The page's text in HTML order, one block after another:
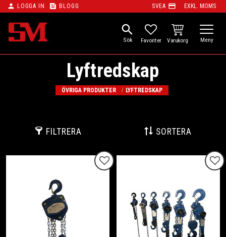
Meny
person LOGGA IN feed BLOGG SVEA payment EXKL. MOMS
search
FAVORITER
KUNDVAGN
Lyftredskap
ÖVRIGA PRODUKTER LYFTREDSKAP
FILTRERA SORTERA
Lägg till i favoriter